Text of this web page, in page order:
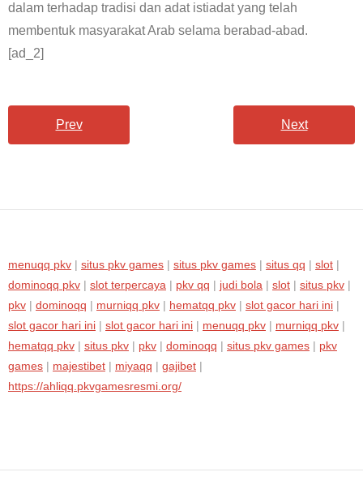
dalam terhadap tradisi dan adat istiadat yang telah
membentuk masyarakat Arab selama berabad-abad.
[ad_2]
Prev Next
menuqq pkv | situs pkv games | situs pkv games | situs qq | slot |
dominoqq pkv | slot terpercaya | pkv qq | judi bola | slot | situs pkv |
pkv | dominoqq | murniqq pkv | hematqq pkv | slot gacor hari ini |
slot gacor hari ini | slot gacor hari ini | menuqq pkv | murniqq pkv |
hematqq pkv | situs pkv | pkv | dominoqq | situs pkv games | pkv
games | majestibet | miyaqq | gajibet |
https://ahliqq.pkvgamesresmi.org/